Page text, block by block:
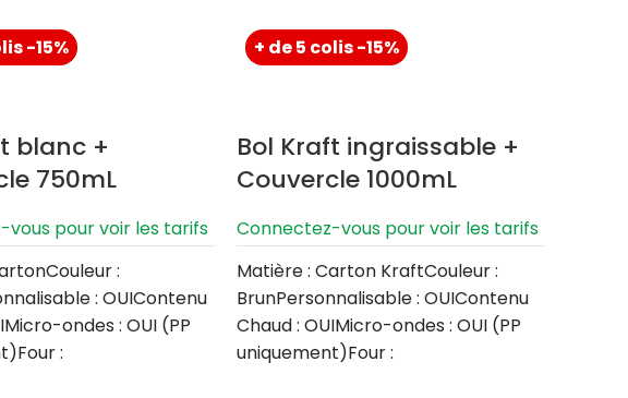
-15%
blanc +
750mL
vous pour voir les tarifs
:
: OUIContenu
ondes : OUI (PP
:
+ de 5 colis -15%
Bol Kraft ingraissable +
Couvercle 1000mL
Connectez-vous pour voir les tarifs
Matière : Carton KraftCouleur :
BrunPersonnalisable : OUIContenu
Chaud : OUIMicro-ondes : OUI (PP
uniquement)Four :